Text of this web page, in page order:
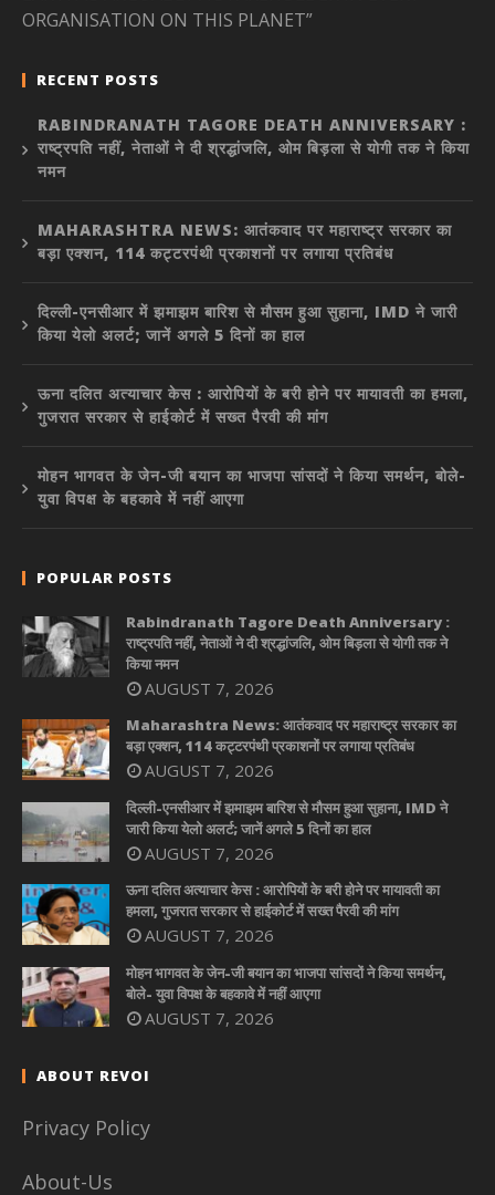
ORGANISATION ON THIS PLANET”
RECENT POSTS
RABINDRANATH TAGORE DEATH ANNIVERSARY :
राष्ट्रपति नहीं, नेताओं ने दी श्रद्धांजलि, ओम बिड़ला से योगी तक ने किया
नमन
MAHARASHTRA NEWS: आतंकवाद पर महाराष्ट्र सरकार का
बड़ा एक्शन, 114 कट्टरपंथी प्रकाशनों पर लगाया प्रतिबंध
दिल्ली-एनसीआर में झमाझम बारिश से मौसम हुआ सुहाना, IMD ने जारी
किया येलो अलर्ट; जानें अगले 5 दिनों का हाल
ऊना दलित अत्याचार केस : आरोपियों के बरी होने पर मायावती का हमला,
गुजरात सरकार से हाईकोर्ट में सख्त पैरवी की मांग
मोहन भागवत के जेन-जी बयान का भाजपा सांसदों ने किया समर्थन, बोले-
युवा विपक्ष के बहकावे में नहीं आएगा
POPULAR POSTS
Rabindranath Tagore Death Anniversary :
राष्ट्रपति नहीं, नेताओं ने दी श्रद्धांजलि, ओम बिड़ला से योगी तक ने
किया नमन
AUGUST 7, 2026
Maharashtra News: आतंकवाद पर महाराष्ट्र सरकार का
बड़ा एक्शन, 114 कट्टरपंथी प्रकाशनों पर लगाया प्रतिबंध
AUGUST 7, 2026
दिल्ली-एनसीआर में झमाझम बारिश से मौसम हुआ सुहाना, IMD ने
जारी किया येलो अलर्ट; जानें अगले 5 दिनों का हाल
AUGUST 7, 2026
ऊना दलित अत्याचार केस : आरोपियों के बरी होने पर मायावती का
हमला, गुजरात सरकार से हाईकोर्ट में सख्त पैरवी की मांग
AUGUST 7, 2026
मोहन भागवत के जेन-जी बयान का भाजपा सांसदों ने किया समर्थन,
बोले- युवा विपक्ष के बहकावे में नहीं आएगा
AUGUST 7, 2026
ABOUT REVOI
Privacy Policy
About-Us